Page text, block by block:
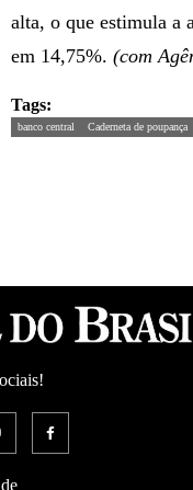
alta, o que estimula a
em 14,75%. (com
Tags:
banco central Caderneta de poupança